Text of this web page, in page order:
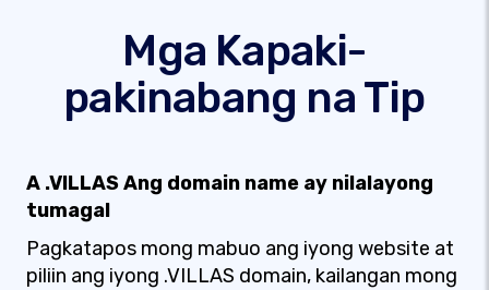
Mga Kapaki-
pakinabang na Tip
A .VILLAS Ang domain name ay nilalayong
tumagal
Pagkatapos mong mabuo ang iyong website at
piliin ang iyong .VILLAS domain, kailangan mong